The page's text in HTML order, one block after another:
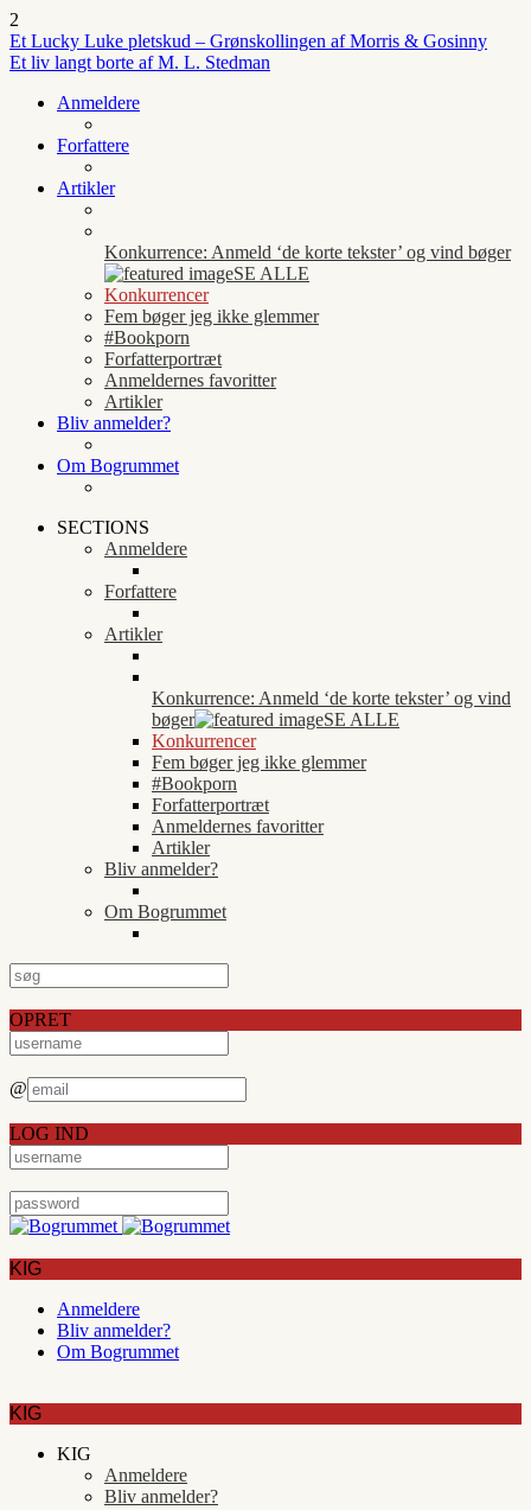
2
Et Lucky Luke pletskud – Grønskollingen af Morris & Gosinny
Et liv langt borte af M. L. Stedman
Anmeldere
Forfattere
Artikler
Konkurrence: Anmeld ‘de korte tekster’ og vind bøger
SE ALLE
Konkurrencer
Fem bøger jeg ikke glemmer
#Bookporn
Forfatterportræt
Anmeldernes favoritter
Artikler
Bliv anmelder?
Om Bogrummet
SECTIONS
Anmeldere
Forfattere
Artikler
Konkurrence: Anmeld ‘de korte tekster’ og vind
bøger
SE ALLE
Konkurrencer
Fem bøger jeg ikke glemmer
#Bookporn
Forfatterportræt
Anmeldernes favoritter
Artikler
Bliv anmelder?
Om Bogrummet
OPRET
@
LOG IND
KIG
Anmeldere
Bliv anmelder?
Om Bogrummet
KIG
KIG
Anmeldere
Bliv anmelder?